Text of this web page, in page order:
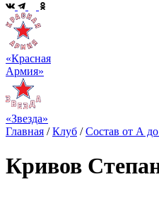
«Красная
Армия»
«Звезда»
Главная /Клуб /Состав от А
Кривов